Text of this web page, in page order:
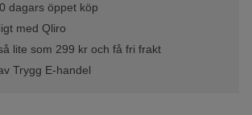
dagars öppet köp
med Qliro
lite som 299 kr och få fri frakt
Trygg E-handel